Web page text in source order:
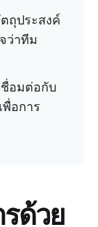
ถุประสงค์
ว่าทีม
ชื่อมต่อกับ
อการ
ด้วย